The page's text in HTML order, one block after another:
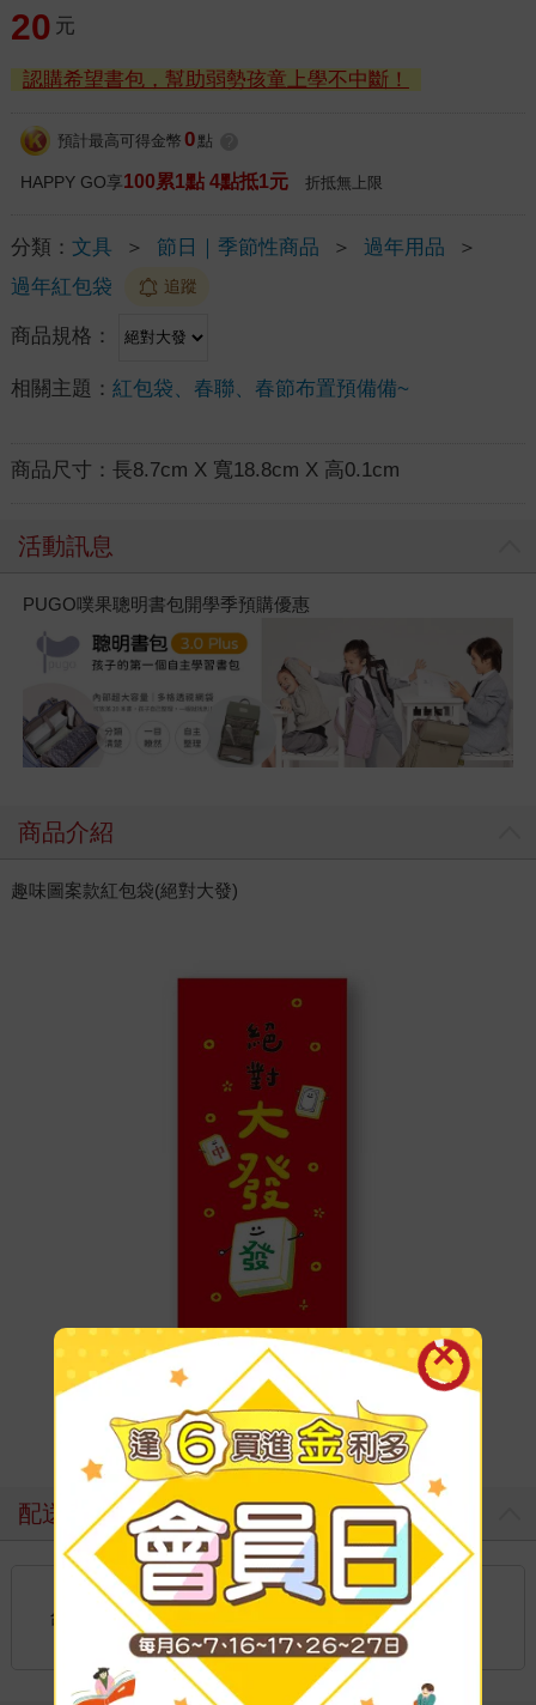
20 元
認購希望書包，幫助弱勢孩童上學不中斷！
預計最高可得金幣 0 點
HAPPY GO享100累1點 4點抵1元 折抵無上限
分類： 文具 ＞ 節日｜季節性商品 ＞ 過年用品
＞
過年紅包袋
追蹤
商品規格：
相關主題： 紅包袋、春聯、春節布置預備備~
商品尺寸： 長8.7cm X 寬18.8cm X 高0.1cm
活動訊息
PUGO噗果聰明書包開學季預購優惠
商品介紹
趣味圖案款紅包袋(絕對大發)
配送方式
台灣
國內宅配：本島、離島
到店取貨：